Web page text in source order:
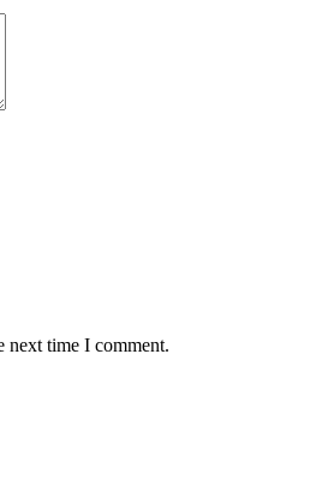
next time I comment.